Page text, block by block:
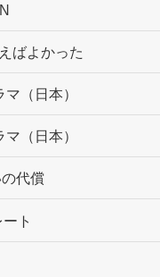
ばよかった
（日本）
（日本）
代償
ト